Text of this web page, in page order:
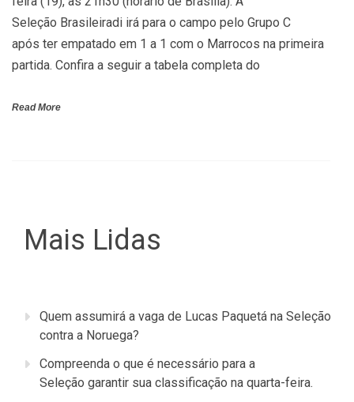
Seleção Brasileiradi irá para o campo pelo Grupo C
após ter empatado em 1 a 1 com o Marrocos na primeira
partida. Confira a seguir a tabela completa do
Read More
Mais Lidas
Quem assumirá a vaga de Lucas Paquetá na Seleção
contra a Noruega?
Compreenda o que é necessário para a
Seleção garantir sua classificação na quarta-feira.